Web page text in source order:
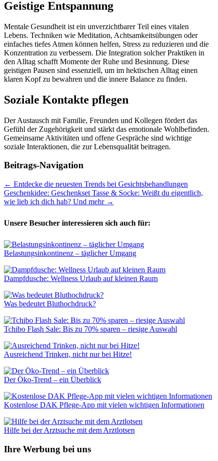
Geistige Entspannung
Mentale Gesundheit ist ein unverzichtbarer Teil eines vitalen
Lebens. Techniken wie Meditation, Achtsamkeitsübungen oder
einfaches tiefes Atmen können helfen, Stress zu reduzieren und die
Konzentration zu verbessern. Die Integration solcher Praktiken in
den Alltag schafft Momente der Ruhe und Besinnung. Diese
geistigen Pausen sind essenziell, um im hektischen Alltag einen
klaren Kopf zu bewahren und die innere Balance zu finden.
Soziale Kontakte pflegen
Der Austausch mit Familie, Freunden und Kollegen fördert das
Gefühl der Zugehörigkeit und stärkt das emotionale Wohlbefinden.
Gemeinsame Aktivitäten und offene Gespräche sind wichtige
soziale Interaktionen, die zur Lebensqualität beitragen.
Beitrags-Navigation
← Entdecke die neuesten Trends bei Gesichtsbehandlungen
Geschenkidee: Geschenkset Tasse & Socke: Weißt du eigentlich,
wie lieb ich dich hab? Und mehr →
Unsere Besucher interessieren sich auch für:
Belastungsinkontinenz – täglicher Umgang
Dampfdusche: Wellness Urlaub auf kleinen Raum
Was bedeutet Bluthochdruck?
Tchibo Flash Sale: Bis zu 70% sparen – riesige Auswahl
Ausreichend Trinken, nicht nur bei Hitze!
Der Öko-Trend – ein Überblick
Kostenlose DAK Pflege-App mit vielen wichtigen Informationen
Hilfe bei der Arztsuche mit dem Arztlotsen
Ihre Werbung bei uns